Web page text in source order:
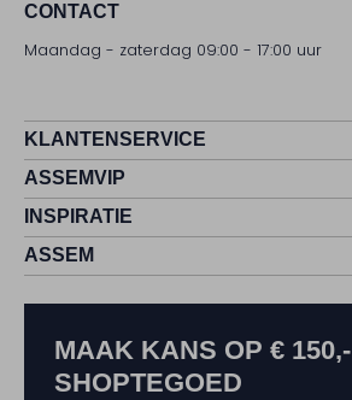
CONTACT
Maandag - zaterdag 09:00 - 17:00 uur
KLANTENSERVICE
ASSEMVIP
INSPIRATIE
ASSEM
MAAK KANS OP € 150,-
SHOPTEGOED